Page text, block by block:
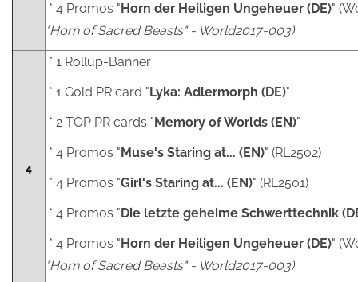
* 4 Promos " Horn der Heiligen Ungeheuer (DE)"
"Horn of Sacred Beasts" - World2017-003)
4
* 1 Rollup-Banner
* 1 Gold PR card " Lyka: Adlermorph (DE)"
* 2 TOP PR cards " Memory of Worlds (EN)"
* 4 Promos " Muse's Staring at... (EN)" (RL2502)
* 4 Promos "Girl's Staring at... (EN)" (RL2501)
* 4 Promos " Die letzte geheime Schwerttechnik
* 4 Promos " Horn der Heiligen Ungeheuer (DE)"
"Horn of Sacred Beasts" - World2017-003)